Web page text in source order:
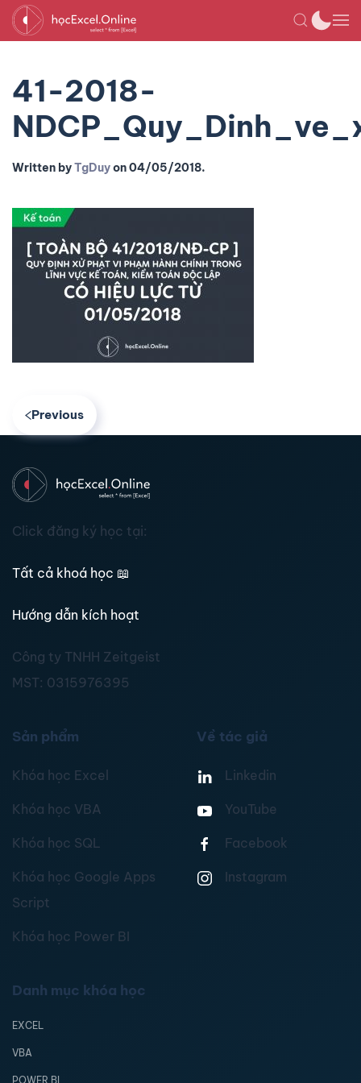
41-2018-
Written byTgDuyon04/05/2018.
Previous
Click đăng ký học tại:
Tất cả khoá học 📖
Hướng dẫn kích hoạt
Công ty TNHH Zeitgeist
MST: 0315976395
Sản phẩm
Khóa học Excel
Khóa học VBA
Khóa học SQL
Khóa học Google Apps
Script
Khóa học Power BI
Về tác giả
Linkedin
YouTube
Facebook
Instagram
Danh mục khóa học
EXCEL
VBA
POWER BI